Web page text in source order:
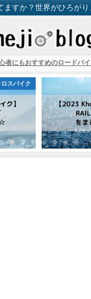
ますか？世界がひろがり
者にもおすすめのロードバイ
ロスバイク